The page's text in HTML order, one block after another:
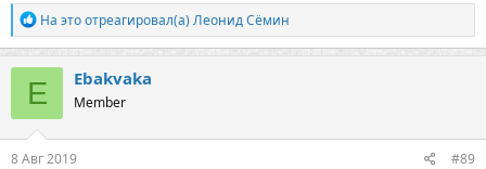
Р
е
а
к
ц
и
и
:
На это отреагировал(а) Леонид Сёмин
E Ebakvaka
Member
8 Авг 2019 #89